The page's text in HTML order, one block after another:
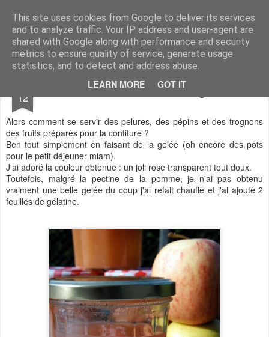
This site uses cookies from Google to deliver its services
and to analyze traffic. Your IP address and user-agent are
shared with Google along with performance and security
metrics to ensure quality of service, generate usage
statistics, and to detect and address abuse.
LEARN MORE GOT IT
Aux papilles by Virginie
12 Gelée Pomme/Coing
Alors comment se servir des pelures, des pépins et des trognons
des fruits préparés pour la confiture ?
Ben tout simplement en faisant de la gelée (oh encore des pots
pour le petit déjeuner miam).
J'ai adoré la couleur obtenue : un joli rose transparent tout doux.
Toutefois, malgré la pectine de la pomme, je n'ai pas obtenu
vraiment une belle gelée du coup j'ai refait chauffé et j'ai ajouté 2
feuilles de gélatine.